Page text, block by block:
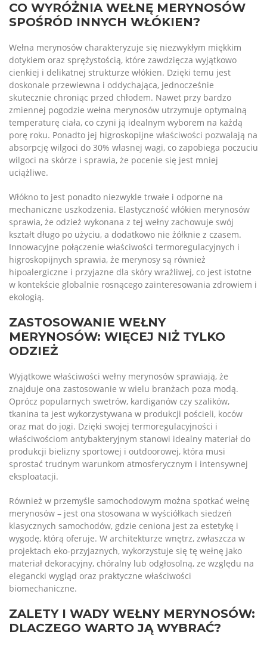
CO WYRÓŻNIA WEŁNĘ MERYNOSÓW
SPOŚRÓD INNYCH WŁÓKIEN?
Wełna merynosów charakteryzuje się niezwykłym miękkim
dotykiem oraz sprężystością, które zawdzięcza wyjątkowo
cienkiej i delikatnej strukturze włókien. Dzięki temu jest
doskonale przewiewna i oddychająca, jednocześnie
skutecznie chroniąc przed chłodem. Nawet przy bardzo
zmiennej pogodzie wełna merynosów utrzymuje optymalną
temperaturę ciała, co czyni ją idealnym wyborem na każdą
porę roku. Ponadto jej higroskopijne właściwości pozwalają na
absorpcję wilgoci do 30% własnej wagi, co zapobiega poczuciu
wilgoci na skórze i sprawia, że pocenie się jest mniej
uciążliwe.
Włókno to jest ponadto niezwykle trwałe i odporne na
mechaniczne uszkodzenia. Elastyczność włókien merynosów
sprawia, że odzież wykonana z tej wełny zachowuje swój
kształt długo po użyciu, a dodatkowo nie żółknie z czasem.
Innowacyjne połączenie właściwości termoregulacyjnych i
higroskopijnych sprawia, że merynosy są również
hipoalergiczne i przyjazne dla skóry wrażliwej, co jest istotne
w kontekście globalnie rosnącego zainteresowania zdrowiem i
ekologią.
ZASTOSOWANIE WEŁNY
MERYNOSÓW: WIĘCEJ NIŻ TYLKO
ODZIEŻ
Wyjątkowe właściwości wełny merynosów sprawiają, że
znajduje ona zastosowanie w wielu branżach poza modą.
Oprócz popularnych swetrów, kardiganów czy szalików,
tkanina ta jest wykorzystywana w produkcji pościeli, koców
oraz mat do jogi. Dzięki swojej termoregulacyjności i
właściwościom antybakteryjnym stanowi idealny materiał do
produkcji bielizny sportowej i outdoorowej, która musi
sprostać trudnym warunkom atmosferycznym i intensywnej
eksploatacji.
Również w przemyśle samochodowym można spotkać wełnę
merynosów – jest ona stosowana w wyściółkach siedzeń
klasycznych samochodów, gdzie ceniona jest za estetykę i
wygodę, którą oferuje. W architekturze wnętrz, zwłaszcza w
projektach eko-przyjaznych, wykorzystuje się tę wełnę jako
materiał dekoracyjny, chóralny lub odgłosolną, ze względu na
elegancki wygląd oraz praktyczne właściwości
biomechaniczne.
ZALETY I WADY WEŁNY MERYNOSÓW:
DLACZEGO WARTO JĄ WYBRAĆ?